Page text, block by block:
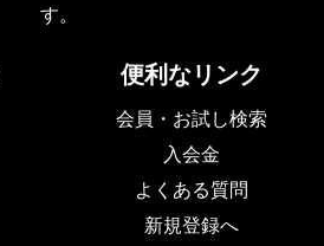
す。
便利なリンク
会員・お試し検索
入会金
よくある質問
新規登録へ